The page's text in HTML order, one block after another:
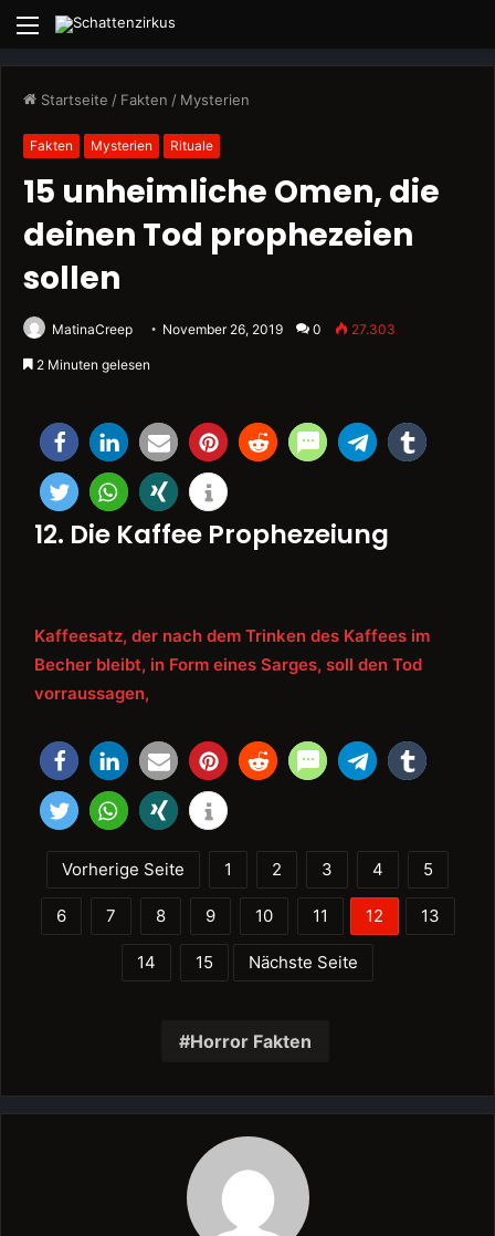
Menü
Startseite / Fakten / Mysterien
Fakten Mysterien Rituale
15 unheimliche Omen, die
deinen Tod prophezeien
sollen
MatinaCreep November 26, 2019 0 27.303
2 Minuten gelesen
12. Die Kaffee Prophezeiung
Kaffeesatz, der nach dem Trinken des Kaffees im
Becher bleibt, in Form eines Sarges, soll den Tod
vorraussagen,
Vorherige Seite 1 2 3 4 5
6 7 8 9 10 11 12 13
14 15 Nächste Seite
Horror Fakten